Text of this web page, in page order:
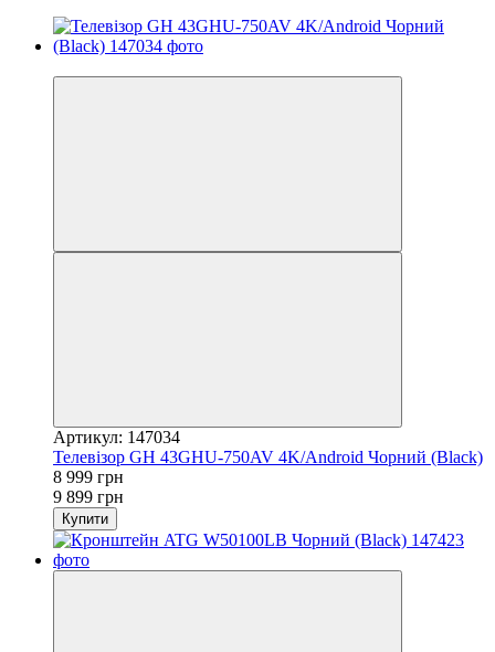
Артикул: 147034
Телевізор GH 43GHU-750AV 4K/Android Чорний (Black)
8 999 грн
9 899 грн
Купити